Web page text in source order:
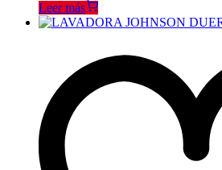
Leer más